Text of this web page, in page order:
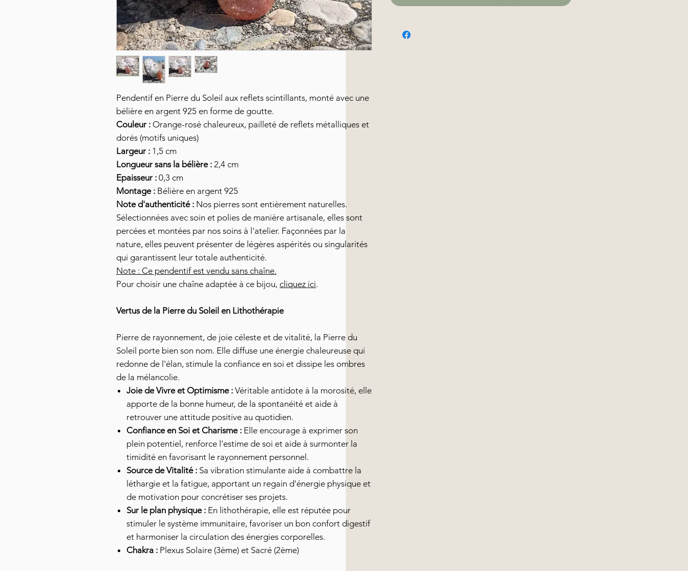
Pendentif en Pierre du Soleil aux reflets scintillants, monté avec une
bélière en argent 925 en forme de goutte.
Couleur : Orange-rosé chaleureux, pailleté de reflets métalliques et
dorés (motifs uniques)
Largeur : 1,5 cm
Longueur sans la bélière : 2,4 cm
Epaisseur : 0,3 cm
Montage : Bélière en argent 925
Note d'authenticité : Nos pierres sont entièrement naturelles.
Sélectionnées avec soin et polies de manière artisanale, elles sont
percées et montées par nos soins à l'atelier. Façonnées par la
nature, elles peuvent présenter de légères aspérités ou singularités
qui garantissent leur totale authenticité.
Note : Ce pendentif est vendu sans chaîne.
Pour choisir une chaîne adaptée à ce bijou, cliquez ici.
Vertus de la Pierre du Soleil en Lithothérapie
Pierre de rayonnement, de joie céleste et de vitalité, la Pierre du
Soleil porte bien son nom. Elle diffuse une énergie chaleureuse qui
redonne de l'élan, stimule la confiance en soi et dissipe les ombres
de la mélancolie.
Joie de Vivre et Optimisme : Véritable antidote à la morosité, elle
apporte de la bonne humeur, de la spontanéité et aide à
retrouver une attitude positive au quotidien.
Confiance en Soi et Charisme : Elle encourage à exprimer son
plein potentiel, renforce l'estime de soi et aide à surmonter la
timidité en favorisant le rayonnement personnel.
Source de Vitalité : Sa vibration stimulante aide à combattre la
léthargie et la fatigue, apportant un regain d'énergie physique et
de motivation pour concrétiser ses projets.
Sur le plan physique : En lithothérapie, elle est réputée pour
stimuler le système immunitaire, favoriser un bon confort digestif
et harmoniser la circulation des énergies corporelles.
Chakra : Plexus Solaire (3ème) et Sacré (2ème)